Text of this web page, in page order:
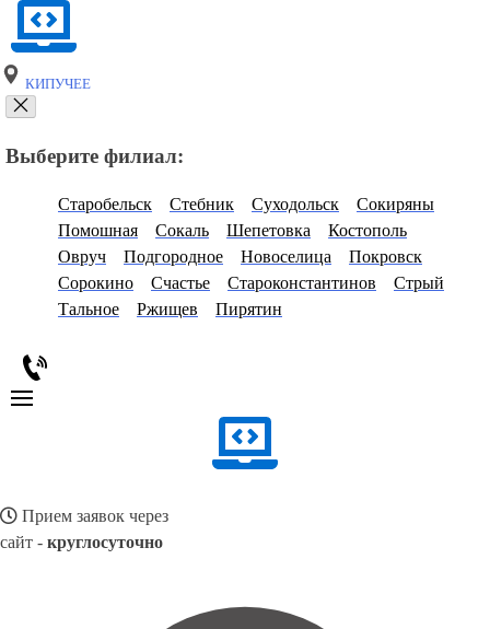
КИПУЧЕЕ
Выберите филиал:
Старобельск Стебник Суходольск
Сокиряны
Помошная
Сокаль Шепетовка
Костополь
Овруч
Подгородное Новоселица
Покровск
Сорокино
Счастье Староконстантинов
Стрый
Тальное
Ржищев Пирятин
Прием заявок через
сайт - круглосуточно